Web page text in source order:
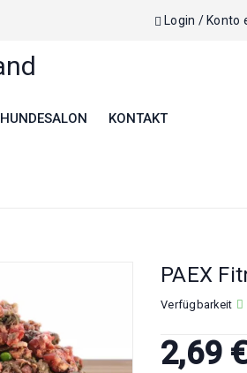
Login / Konto
HUNDESALON KONTAKT
PAEX
Verfügbarkeit
2,69 €